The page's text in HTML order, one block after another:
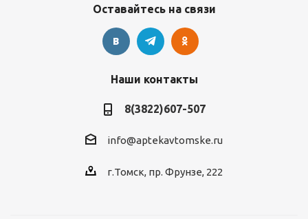
Оставайтесь на связи
Наши контакты
8(3822)607-507
info@aptekavtomske.ru
г.Томск, пр. Фрунзе, 222